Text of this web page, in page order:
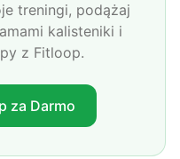
treningi, podążaj
kalisteniki i
z Fitloop.
za Darmo